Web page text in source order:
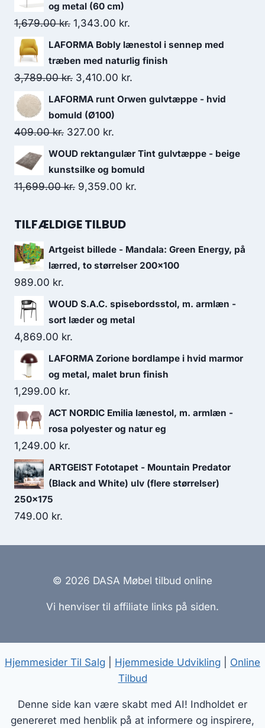
og metal (60 cm)
1,679.00kr. 1,343.00 kr.
LAFORMA Bobly lænestol i sennep med
træben med naturlig finish
3,789.00kr. 3,410.00 kr.
LAFORMA runt Orwen gulvtæppe - hvid
bomuld (Ø100)
409.00kr. 327.00 kr.
WOUD rektangulær Tint gulvtæppe - beige
kunstsilke og bomuld
11,699.00kr. 9,359.00 kr.
TILFÆLDIGE TILBUD
Artgeist billede - Mandala: Green Energy, på
lærred, to størrelser 200x100
989.00 kr.
WOUD S.A.C. spisebordsstol, m. armlæn -
sort læder og metal
4,869.00 kr.
LAFORMA Zorione bordlampe i hvid marmor
og metal, malet brun finish
1,299.00 kr.
ACT NORDIC Emilia lænestol, m. armlæn -
rosa polyester og natur eg
1,249.00 kr.
ARTGEIST Fototapet - Mountain Predator
(Black and White) ulv (flere størrelser)
250x175
749.00 kr.
© 2026 DASA Møbel tilbud online
Vi henviser til affiliate links på siden.
Hjemmesider Til Salg Hjemmeside Udvikling
Online
Tilbud
Denne side kan være skabt med AI! Indholdet er
genereret med henblik på at informere og inspirere,